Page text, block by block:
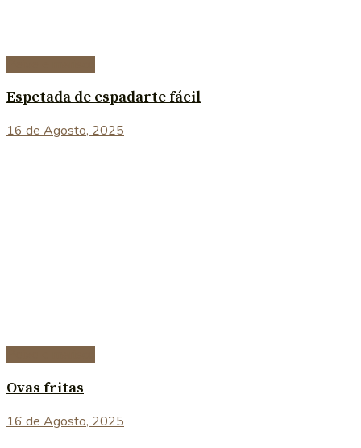
Espetada de espadarte fácil
16 de Agosto, 2025
Ovas fritas
16 de Agosto, 2025